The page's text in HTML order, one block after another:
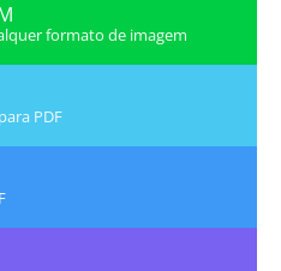
formato de imagem
PDF